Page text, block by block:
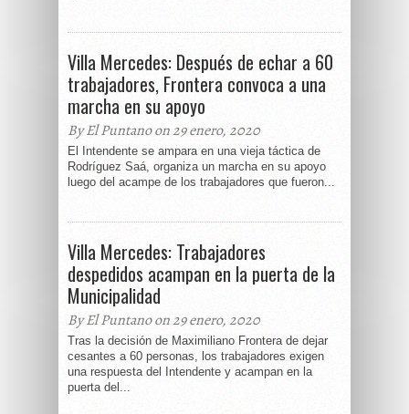
Villa Mercedes: Después de echar a 60
trabajadores, Frontera convoca a una
marcha en su apoyo
By El Puntano on 29 enero, 2020
El Intendente se ampara en una vieja táctica de
Rodríguez Saá, organiza un marcha en su apoyo
luego del acampe de los trabajadores que fueron...
Villa Mercedes: Trabajadores
despedidos acampan en la puerta de la
Municipalidad
By El Puntano on 29 enero, 2020
Tras la decisión de Maximiliano Frontera de dejar
cesantes a 60 personas, los trabajadores exigen
una respuesta del Intendente y acampan en la
puerta del...